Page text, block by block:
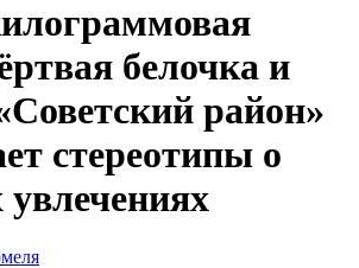
белочка и
район»
стереотипы о